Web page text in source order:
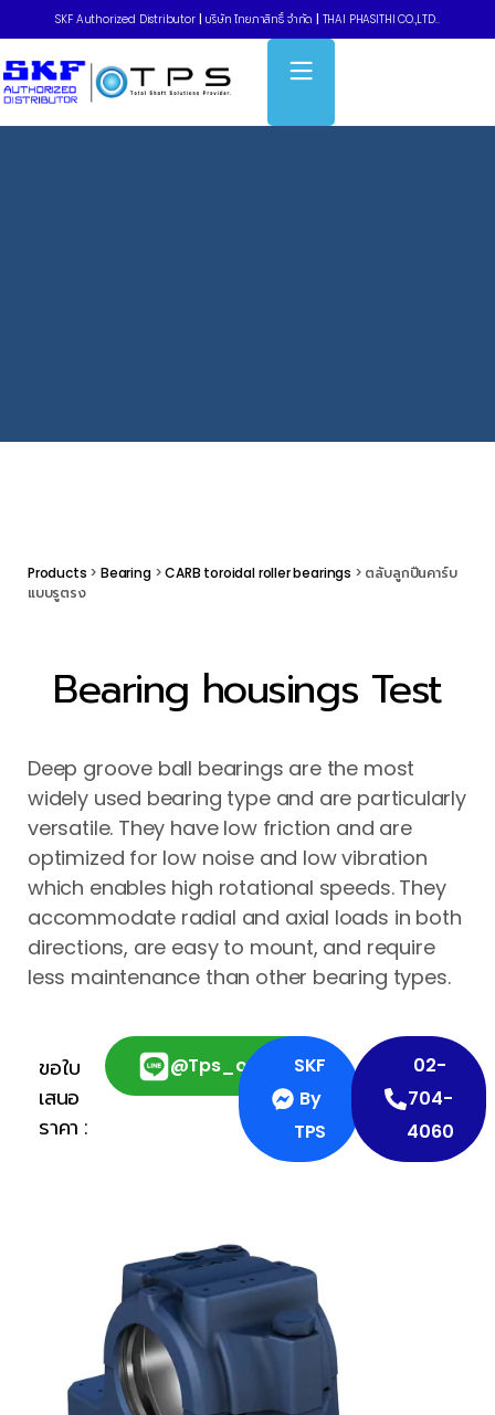
SKF Authorized Distributor บริษัท ไทยภาสิทธิ์ จำกัด THAI PHASITHI CO.,LTD..
Home » Bearing housings Test
Products >Bearing>CARB toroidal roller bearings > ตลับลูกปืนคาร์บ
แบบรูตรง
Bearing housings Test
Deep groove ball bearings are the most
widely used bearing type and are particularly
versatile. They have low friction and are
optimized for low noise and low vibration
which enables high rotational speeds. They
accommodate radial and axial loads in both
directions, are easy to mount, and require
less maintenance than other bearing types.
ขอใบ
เสนอ
ราคา :
@tps_officialSKF
By
TPS
02-
704-
4060